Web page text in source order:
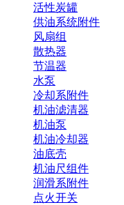
活性炭罐
供油系统附件
风扇组
散热器
节温器
水泵
冷却系附件
机油滤清器
机油泵
机油冷却器
油底壳
机油尺组件
润滑系附件
点火开关